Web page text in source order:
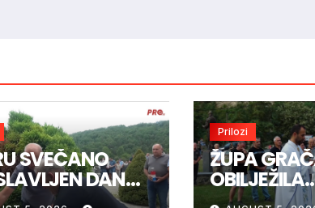
SVEČANO
DAN
Prilozi
ŽUPA
OBILJEŽILA